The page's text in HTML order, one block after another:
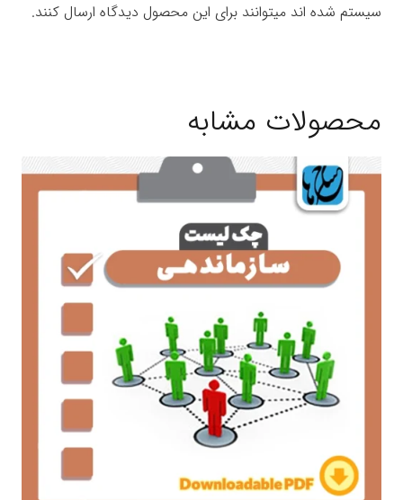
سیستم شده اند میتوانند برای این محصول دیدگاه ارسال کنند.
محصولات مشابه